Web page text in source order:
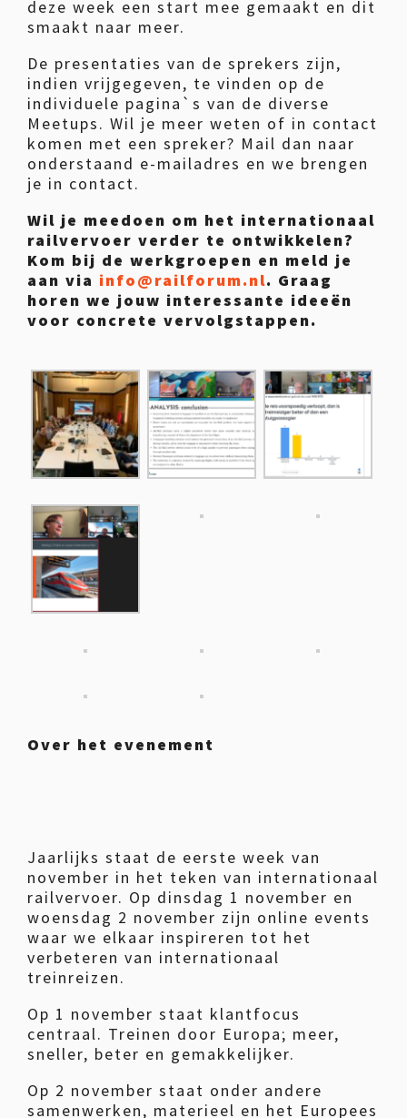
deze week een start mee gemaakt en dit
smaakt naar meer.
De presentaties van de sprekers zijn,
indien vrijgegeven, te vinden op de
individuele pagina`s van de diverse
Meetups. Wil je meer weten of in contact
komen met een spreker? Mail dan naar
onderstaand e-mailadres en we brengen
je in contact.
Wil je meedoen om het internationaal
railvervoer verder te ontwikkelen?
Kom bij de werkgroepen en meld je
aan via info@railforum.nl. Graag
horen we jouw interessante ideeën
voor concrete vervolgstappen.
Over het evenement
Jaarlijks staat de eerste week van
november in het teken van internationaal
railvervoer. Op dinsdag 1 november en
woensdag 2 november zijn online events
waar we elkaar inspireren tot het
verbeteren van internationaal
treinreizen.
Op 1 november staat klantfocus
centraal. Treinen door Europa; meer,
sneller, beter en gemakkelijker.
Op 2 november staat onder andere
samenwerken, materieel en het Europees